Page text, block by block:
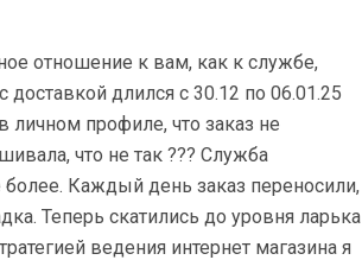
отношение к вам, как к службе,
длился с 30.12 по 06.01.25
личном профиле, что заказ не
что не так ??? Служба
Каждый день заказ переносили,
Теперь скатились до уровня ларька
ведения интернет магазина я